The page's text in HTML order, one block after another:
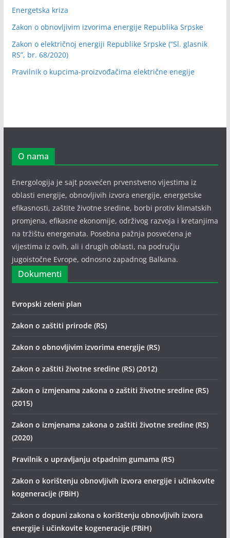
Energetska kriza
Zakon o obnovljivim izvorima energije Republika Srpske
Zakon o električnoj energiji Republike Srpske (“Sl. glasnik
RS”, br. 68/2020)
Pravilnik o kupcima-proizvođačima električne enegije
O nama
Energologija je sajt posvećen prvenstveno vijestima iz
oblasti energije, obnovljivih izvora energije, energetske
efikasnosti, zaštite životne sredine, borbi protiv klimatskih
promjena, efikasne ekonomije, održivog razvoja i kretanjima
na tržištu energenata. Posebna pažnja posvećena je
vijestima iz ovih, ali i drugih oblasti, na području
jugoistočne Evrope, odnosno zapadnog Balkana.
Dokumenti
Evropski zeleni plan
Zakon o zaštiti prirode (RS)
Zakon o obnovljivim izvorima energije (RS)
Zakon o zaštiti životne sredine (RS) (2012)
Zakon o izmjenama zakona o zaštiti životne sredine (RS)
(2015)
Zakon o izmjenama zakona o zaštiti životne sredine (RS)
(2020)
Pravilnik o upravljanju otpadnim gumama (RS)
Zakon o korištenju obnovljivih izvora energije i učinkovite
kogeneracije (FBiH)
Zakon o dopuni zakona o korištenju obnovljivih izvora
energije i učinkovite kogeneracije (FBiH)